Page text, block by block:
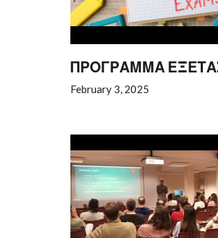
ΠΡΟΓΡΑΜΜΑ
February 3, 2025